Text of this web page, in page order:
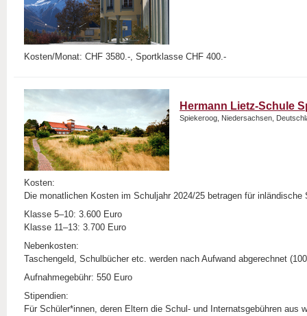
Kosten/Monat: CHF 3580.-, Sportklasse CHF 400.-
Hermann Lietz-Schule
Spiekeroog, Niedersachsen,
Kosten:
Die monatlichen Kosten im Schuljahr 2024/25 betragen für inländische
Klasse 5–10: 3.600 Euro
Klasse 11–13: 3.700 Euro
Nebenkosten:
Taschengeld, Schulbücher etc. werden nach Aufwand abgerechnet
Aufnahmegebühr: 550 Euro
Stipendien:
Für Schüler*innen, deren Eltern die Schul- und Internatsgebühren aus